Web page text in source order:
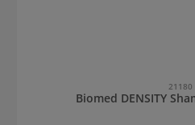
21180
Biomed DENSITY